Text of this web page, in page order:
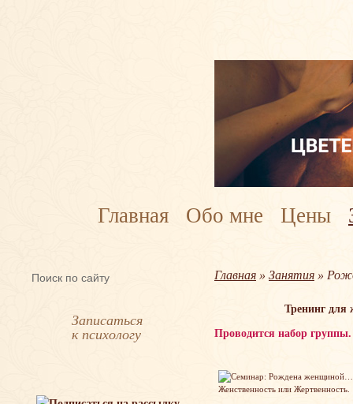
Главная Обо мне Цены
Записаться
к психологу
Главная » Занятия »
Тренинг
Проводится набор группы.